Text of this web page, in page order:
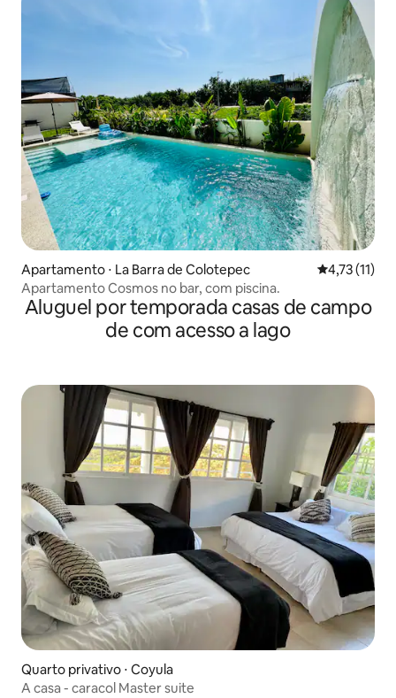
Apartamento ⋅ La Barra de Colotepec 4,73 de uma
4,73 (11)
Apartamento Cosmos no bar, com piscina.
Aluguel por temporada casas de campo
de com acesso a lago
Quarto privativo ⋅ Coyula
A casa - caracol Master suite